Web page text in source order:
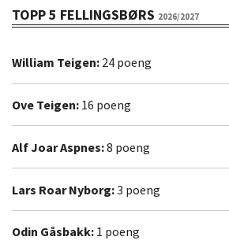
TOPP 5 FELLINGSBØRS 2026/2027
William Teigen: 24 poeng
Ove Teigen: 16 poeng
Alf Joar Aspnes:8 poeng
Lars Roar Nyborg:3 poeng
Odin Gåsbakk: 1 poeng